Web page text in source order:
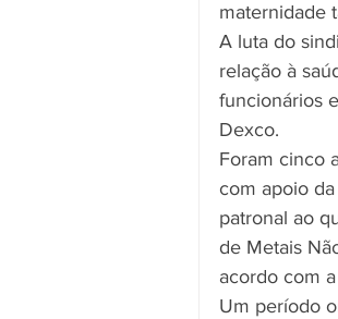
maternidade
A luta do
relação à
funcionários
Dexco.
Foram cinco
com apoio
patronal ao
de Metais
acordo com
Um período